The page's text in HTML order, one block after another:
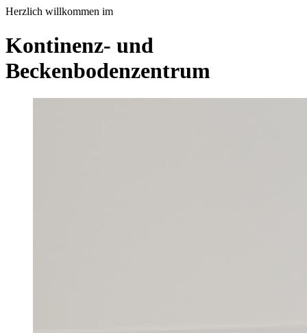
Herzlich willkommen im
Kontinenz- und
Beckenbodenzentrum